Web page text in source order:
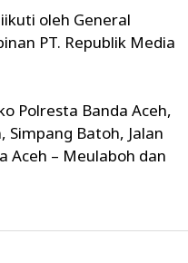
oleh General
PT. Republik Media
Polresta Banda Aceh,
Simpang Batoh, Jalan
Aceh – Meulaboh dan